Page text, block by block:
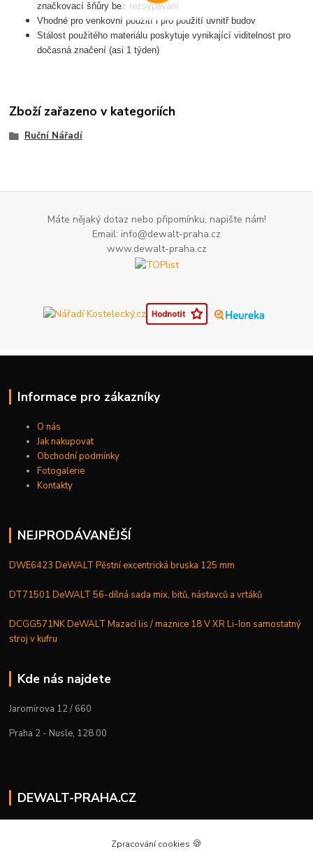
značkovací šňůry bez rozsypávání
Vhodné pro venkovní použití i pro použití uvnitř budov
Stálost použitého materiálu poskytuje vynikající viditelnost pro
dočasná značení (asi 1 týden)
Zboží zařazeno v kategoriích
Ruční Nářadí
Máte nějaký dotaz nebo připomínku, napište nám!
Email: info@dewalt-praha.cz
www.dewalt-praha.cz
Informace pro zákazníky
O nás
Jak nakupovat
Obchodní podmínky
Fotogalerie
Kontakty
NEJPRODÁVANĚJŠÍ
DWE6423 DeWALT Pěstní excentrická bruska 125 mm
DT71501 DeWALT 56-dílná sada mix, bitů, nástavců a vrtáků
DCGG571NK DeWALT Mazací lis / maznice 18 V XR Li-Ion samostatný
stroj v kufru
Kde nás najdete
Jaromírova 12 / 660
Praha 2 - Nusle, 128 00
DEWALT-PRAHA.CZ
+420 224 936 535
Zpracování cookies 🍪